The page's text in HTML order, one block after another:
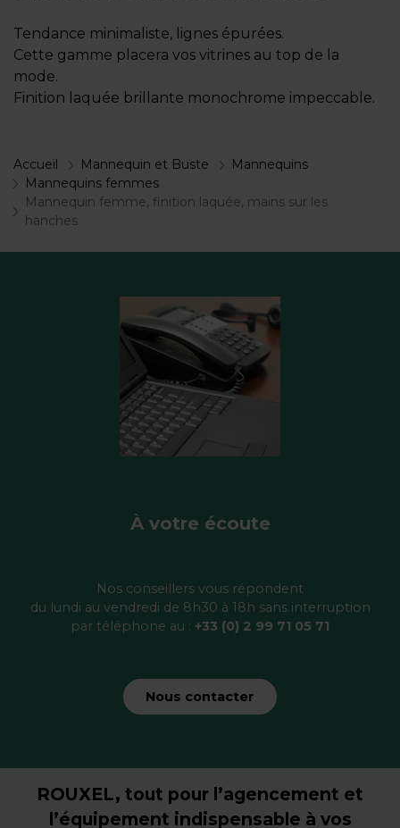
Tendance minimaliste, lignes épurées.
Cette gamme placera vos vitrines au top de la
mode.
Finition laquée brillante monochrome impeccable.
Accueil Mannequin et Buste
Mannequins
Mannequins femmes
Mannequin femme, finition laquée, mains sur les
hanches
À votre écoute
Nos conseillers vous répondent
du lundi au vendredi de 8h30 à 18h sans interruption
par téléphone au : +33 (0) 2 99 71 05 71
Nous contacter
ROUXEL, tout pour l’agencement et
l’équipement indispensable à vos